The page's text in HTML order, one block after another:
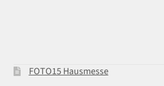
FOTO15 Hausmesse